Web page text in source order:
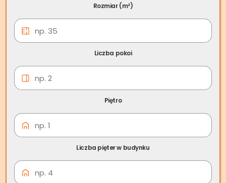
Rozmiar (m²)
Liczba pokoi
Piętro
Liczba pięter w budynku